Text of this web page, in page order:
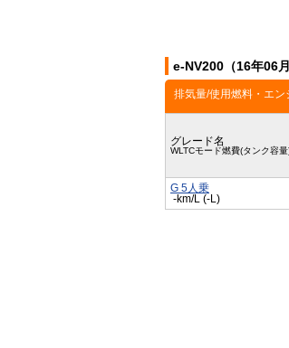
e-NV200（16年06
排気量/使用燃料・エ
グレード名
WLTCモード燃費(タンク容
G 5人乗
-km/L (-L)